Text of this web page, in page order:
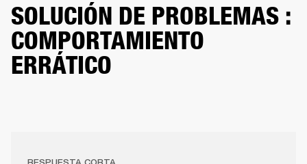
SOLUCIÓN DE PROBLEMAS :
COMPORTAMIENTO
ERRÁTICO